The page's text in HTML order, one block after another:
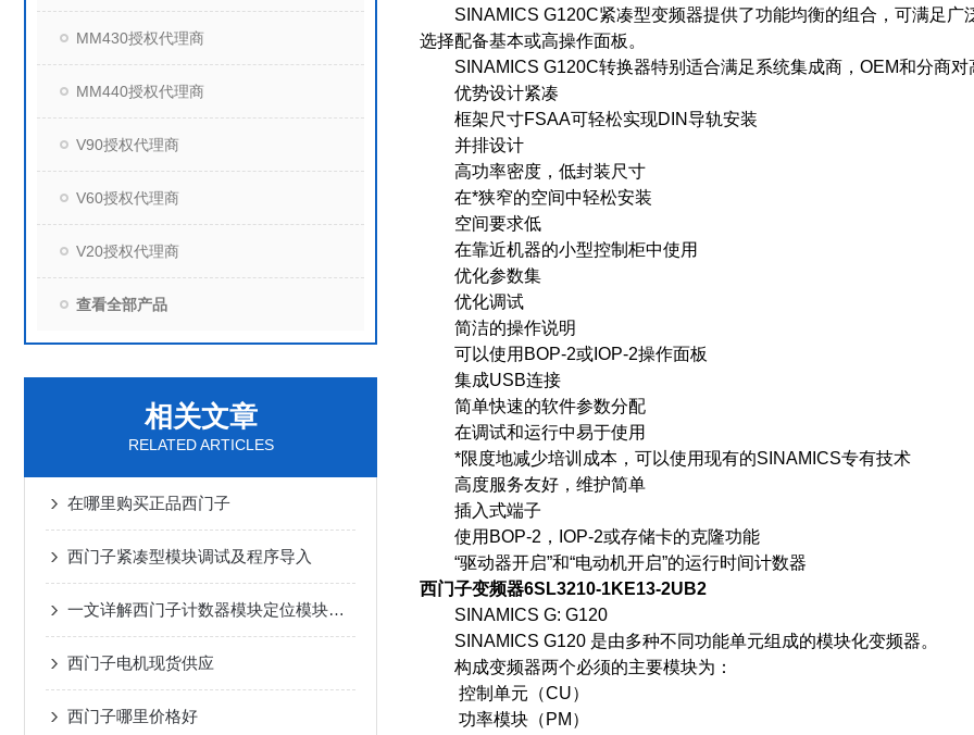
MM430授权代理商
MM440授权代理商
V90授权代理商
V60授权代理商
V20授权代理商
查看全部产品
相关文章
RELATED ARTICLES
在哪里购买正品西门子
西门子紧凑型模块调试及程序导入
一文详解西门子计数器模块定位模块的各个部分都有哪些功能
西门子电机现货供应
西门子哪里价格好
SINAMICS G120C紧凑型变频器提供了功能均衡的组合，可满足广
选择配备基本或高操作面板。
SINAMICS G120C转换器特别适合满足系统集成商，OEM和分商对
优势设计紧凑
框架尺寸FSAA可轻松实现DIN导轨安装
并排设计
高功率密度，低封装尺寸
在*狭窄的空间中轻松安装
空间要求低
在靠近机器的小型控制柜中使用
优化参数集
优化调试
简洁的操作说明
可以使用BOP-2或IOP-2操作面板
集成USB连接
简单快速的软件参数分配
在调试和运行中易于使用
*限度地减少培训成本，可以使用现有的SINAMICS专有技术
高度服务友好，维护简单
插入式端子
使用BOP-2，IOP-2或存储卡的克隆功能
“驱动器开启”和“电动机开启”的运行时间计数器
西门子变频器6SL3210-1KE13-2UB2
SINAMICS G: G120
SINAMICS G120 是由多种不同功能单元组成的模块化变频器。
构成变频器两个必须的主要模块为：
控制单元（CU）
功率模块（PM）